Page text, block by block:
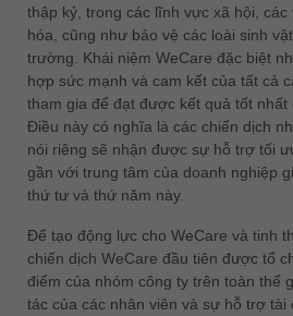
thập kỷ, trong các lĩnh vực xã hội, các
hóa, cũng như bảo vệ các loài sinh
trường. Khái niệm WeCare đặc biệt
hợp sức mạnh và cam kết của tất cả
tham gia để đạt được kết quả tốt nhất
Điều này có nghĩa là các chiến dịch
nói riêng sẽ nhận được sự hỗ trợ tối
gần với trung tâm của doanh nghiệp
thứ tư và thứ năm này.
Để tạo động lực cho WeCare và tinh
chiến dịch WeCare đầu tiên được tổ
điểm của nhóm công ty trên toàn thế
tác của các nhân viên và sự hỗ trợ tài